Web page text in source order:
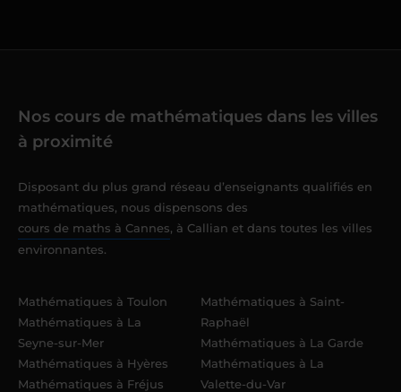
Nos cours de mathématiques dans les villes
à proximité
Disposant du plus grand réseau d’enseignants qualifiés en
mathématiques, nous dispensons des
cours de maths à Cannes, à Callian et dans toutes les villes
environnantes.
Mathématiques à Toulon
Mathématiques à La
Seyne-sur-Mer
Mathématiques à Hyères
Mathématiques à Fréjus
Mathématiques à Saint-
Raphaël
Mathématiques à La Garde
Mathématiques à La
Valette-du-Var